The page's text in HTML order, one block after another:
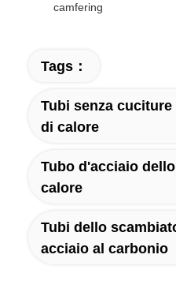
camfering
Tags：
Tubi senza
di calore
Tubo d'acciaio
calore
Tubi dello
acciaio al carbonio